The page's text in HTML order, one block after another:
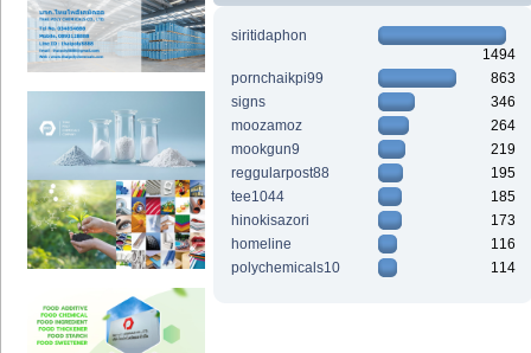
siritidaphon
1494
pornchaikpi99
863
signs
346
moozamoz
264
mookgun9
219
reggularpost88
195
tee1044
185
hinokisazori
173
homeline
116
polychemicals10
114